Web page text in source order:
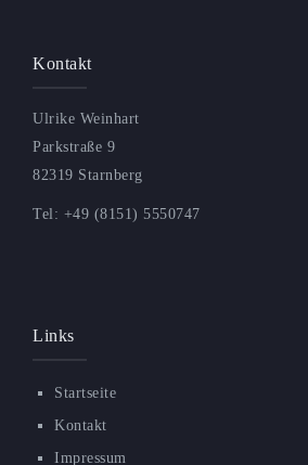
Kontakt
Ulrike Weinhart
Parkstraße 9
82319 Starnberg
Tel: +49 (8151) 5550747
Links
Startseite
Kontakt
Impressum